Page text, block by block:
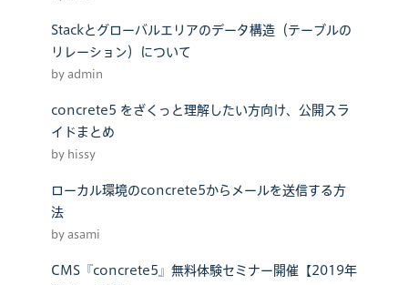
Stackとグローバルエリアのデータ構造（テーブルの
リレーション）について
by admin
concrete5 をざくっと理解したい方向け、公開スラ
イドまとめ
by hissy
ローカル環境のconcrete5からメールを送信する方
法
by asami
CMS『concrete5』無料体験セミナー開催【2019年